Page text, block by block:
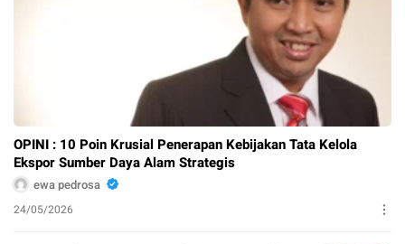
OPINI : 10 Poin Krusial Penerapan Kebijakan Tata Kelola
Ekspor Sumber Daya Alam Strategis
ewa pedrosa
24/05/2026